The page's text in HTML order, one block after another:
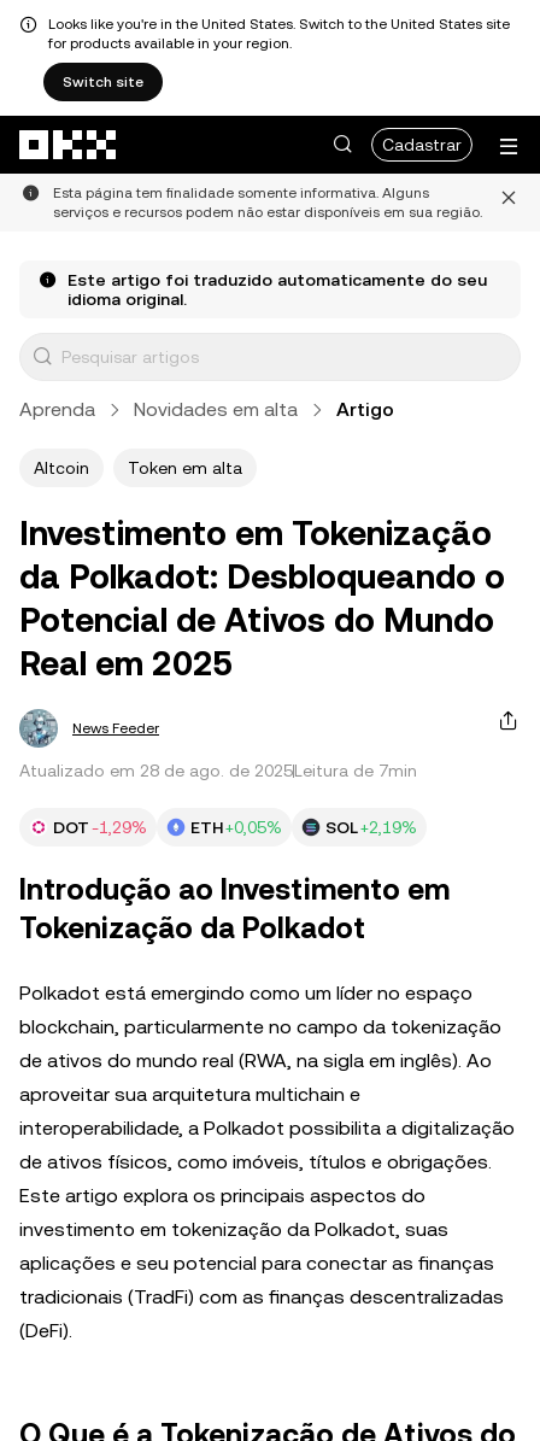
Looks like you're in the United States. Switch to the United States site
for products available in your region.
Switch site
Cadastrar
Esta página tem finalidade somente informativa. Alguns
serviços e recursos podem não estar disponíveis em sua região.
Este artigo foi traduzido automaticamente do seu
idioma original.
Aprenda Novidades em alta Artigo
Altcoin Token em alta
Investimento em Tokenização
da Polkadot: Desbloqueando o
Potencial de Ativos do Mundo
Real em 2025
News Feeder
Atualizado em 28 de ago. de 2025Leitura de 7min
DOT-1,29% ETH+0,05% SOL+2,19%
Introdução ao Investimento em
Tokenização da Polkadot
Polkadot está emergindo como um líder no espaço
blockchain, particularmente no campo da tokenização
de ativos do mundo real (RWA, na sigla em inglês). Ao
aproveitar sua arquitetura multichain e
interoperabilidade, a Polkadot possibilita a digitalização
de ativos físicos, como imóveis, títulos e obrigações.
Este artigo explora os principais aspectos do
investimento em tokenização da Polkadot, suas
aplicações e seu potencial para conectar as finanças
tradicionais (TradFi) com as finanças descentralizadas
(DeFi).